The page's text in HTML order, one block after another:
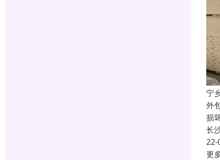
宁
外
损
长
22-
更